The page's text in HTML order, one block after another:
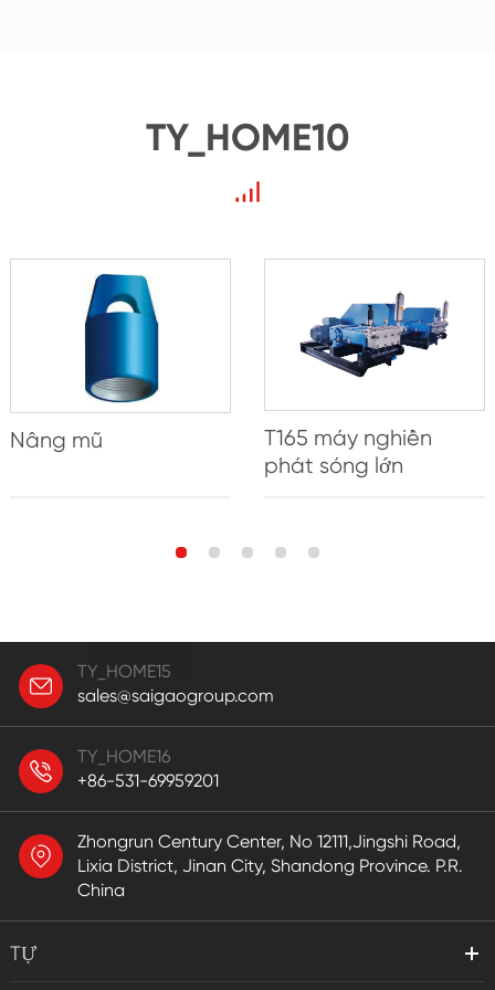
TY_HOME10
Nâng mũ
T165 máy nghiền
phát sóng lớn
TY_HOME15
sales@saigaogroup.com
TY_HOME16
+86-531-69959201
Zhongrun Century Center, No 12111,Jingshi Road,
Lixia District, Jinan City, Shandong Province. P.R.
China
TỰ